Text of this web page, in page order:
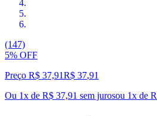
(147)
5% OFF
Preço R$ 37,91R$ 37,91
Ou 1x de R$ 37,91 sem jurosou 1x de